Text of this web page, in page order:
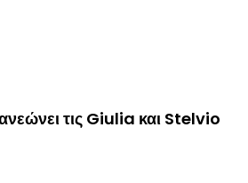
© enkinisi.gr
τις Giulia και Stelvio